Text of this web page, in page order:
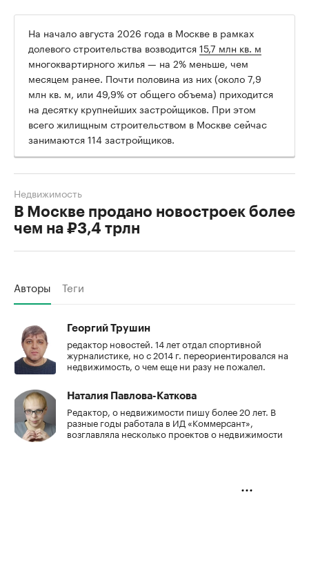
На начало августа 2026 года в Москве в рамках
долевого строительства возводится15,7 млн кв. м
многоквартирного жилья — на 2% меньше, чем
месяцем ранее. Почти половина из них (около 7,9
млн кв. м, или 49,9% от общего объема) приходится
на десятку крупнейших застройщиков. При этом
всего жилищным строительством в Москве сейчас
занимаются 114 застройщиков.
В Москве продано новостроек более
чем на ₽3,4 трлн
Недвижимость
Авторы Теги
Георгий Трушин
редактор новостей. 14 лет отдал спортивной
журналистике, но с 2014 г. переориентировался на
недвижимость, о чем еще ни разу не пожалел.
Наталия Павлова-Каткова
Редактор, о недвижимости пишу более 20 лет. В
разные годы работала в ИД «Коммерсант»,
возглавляла несколько проектов о недвижимости